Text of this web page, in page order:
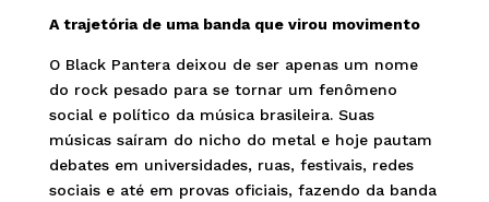
A trajetória de uma banda que virou movimento
O Black Pantera deixou de ser apenas um nome
do rock pesado para se tornar um fenômeno
social e político da música brasileira. Suas
músicas saíram do nicho do metal e hoje pautam
debates em universidades, ruas, festivais, redes
sociais e até em provas oficiais, fazendo da banda